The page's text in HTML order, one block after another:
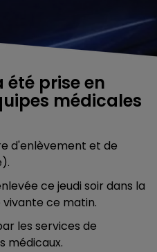
été prise en
médicales
d'enlèvement et de
ce jeudi soir dans la
ce matin.
les services de
médicaux.